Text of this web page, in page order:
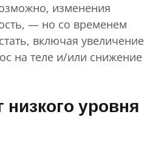
изменения
— но со временем
включая увеличение
на теле и/или снижение
низкого уровня